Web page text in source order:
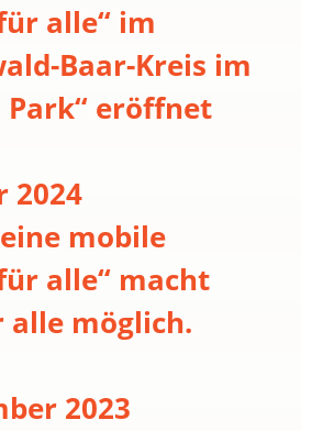
alle“ im
Baar-Kreis im
Park“ eröffnet
2024
mobile
alle“ macht
alle möglich.
2023